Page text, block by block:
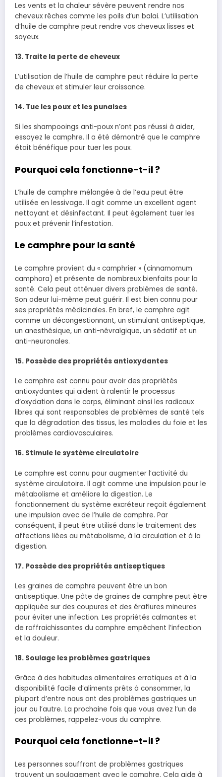
Les vents et la chaleur sévère peuvent rendre nos
cheveux rêches comme les poils d’un balai. L’utilisation
d’huile de camphre peut rendre vos cheveux lisses et
soyeux.
13. Traite la perte de cheveux
L’utilisation de l’huile de camphre peut réduire la perte
de cheveux et stimuler leur croissance.
14. Tue les poux et les punaises
Si les shampooings anti-poux n’ont pas réussi à aider,
essayez le camphre. Il a été démontré que le camphre
était bénéfique pour tuer les poux.
Pourquoi cela fonctionne-t-il ?
L’huile de camphre mélangée à de l’eau peut être
utilisée en lessivage. Il agit comme un excellent agent
nettoyant et désinfectant. Il peut également tuer les
poux et prévenir l’infestation.
Le camphre pour la santé
Le camphre provient du « camphrier » (cinnamomum
camphora) et présente de nombreux bienfaits pour la
santé. Cela peut atténuer divers problèmes de santé.
Son odeur lui-même peut guérir. Il est bien connu pour
ses propriétés médicinales. En bref, le camphre agit
comme un décongestionnant, un stimulant antiseptique,
un anesthésique, un anti-névralgique, un sédatif et un
anti-neuronales.
15. Possède des propriétés antioxydantes
Le camphre est connu pour avoir des propriétés
antioxydantes qui aident à ralentir le processus
d’oxydation dans le corps, éliminant ainsi les radicaux
libres qui sont responsables de problèmes de santé tels
que la dégradation des tissus, les maladies du foie et les
problèmes cardiovasculaires.
16. Stimule le système circulatoire
Le camphre est connu pour augmenter l’activité du
système circulatoire. Il agit comme une impulsion pour le
métabolisme et améliore la digestion. Le
fonctionnement du système excréteur reçoit également
une impulsion avec de l’huile de camphre. Par
conséquent, il peut être utilisé dans le traitement des
affections liées au métabolisme, à la circulation et à la
digestion.
17. Possède des propriétés antiseptiques
Les graines de camphre peuvent être un bon
antiseptique. Une pâte de graines de camphre peut être
appliquée sur des coupures et des éraflures mineures
pour éviter une infection. Les propriétés calmantes et
de raffraichissantes du camphre empêchent l’infection
et la douleur.
18. Soulage les problèmes gastriques
Grâce à des habitudes alimentaires erratiques et à la
disponibilité facile d’aliments prêts à consommer, la
plupart d’entre nous ont des problèmes gastriques un
jour ou l’autre. La prochaine fois que vous avez l’un de
ces problèmes, rappelez-vous du camphre.
Pourquoi cela fonctionne-t-il ?
Les personnes souffrant de problèmes gastriques
trouvent un soulagement avec le camphre. Cela aide à